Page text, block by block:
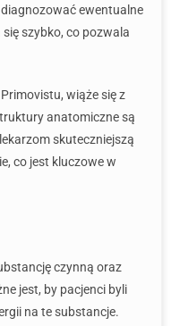
diagnozować ewentualne
szybko, co pozwala
wiąże się z
anatomiczne są
skuteczniejszą
co jest kluczowe w
czynną oraz
jest, by pacjenci byli
na te substancje.